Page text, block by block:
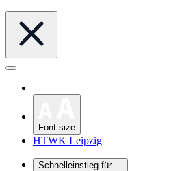
Font size
HTWK Leipzig
Schnelleinstieg für ...